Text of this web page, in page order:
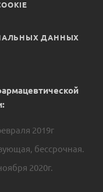
ДАННЫХ
2019г
бессрочная.
2020г.